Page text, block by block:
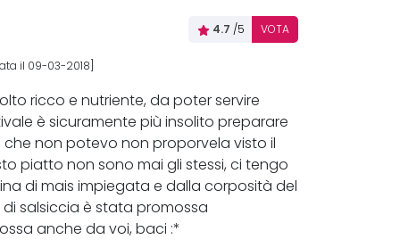
4.7 /5 VOTA
il 09-03-2018]
ricco e nutriente, da poter servire
è sicuramente più insolito preparare
non potevo non proporvela visto il
piatto non sono mai gli stessi, ci tengo
di mais impiegata e dalla corposità del
salsiccia è stata promossa
anche da voi, baci :*